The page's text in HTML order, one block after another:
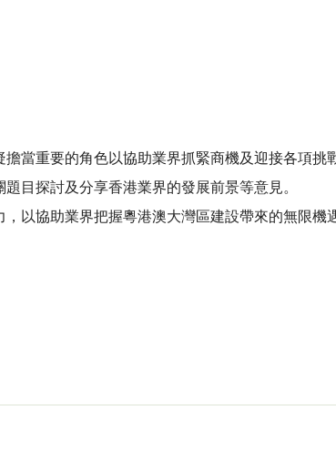
當重要的角色以協助業界抓緊商機及迎接各項
目探討及分享香港業界的發展前景等意見。
以協助業界把握粵港澳大灣區建設帶來的無限